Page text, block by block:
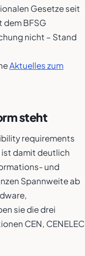
Gesetze seit
dem BFSG
nicht – Stand
Aktuelles zum
steht
requirements
ist damit deutlich
und
Spannweite ab
sie die drei
CEN, CENELEC